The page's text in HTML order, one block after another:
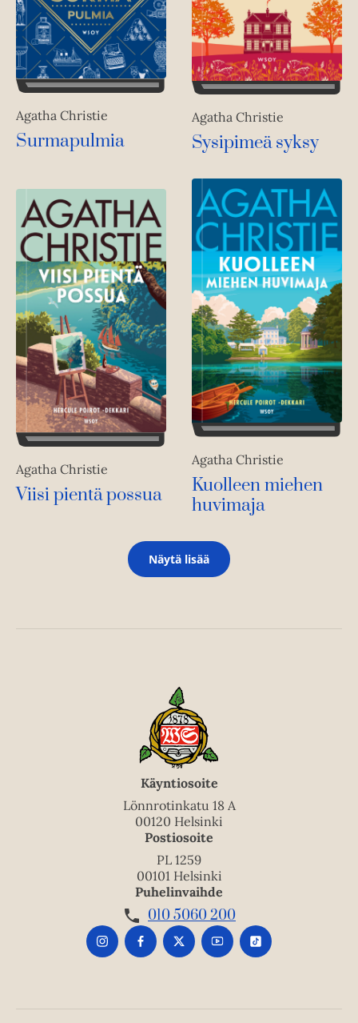
Agatha Christie
Surmapulmia
Agatha Christie
Sysipimeä syksy
Agatha Christie
Viisi pientä possua
Agatha Christie
Kuolleen miehen
huvimaja
Näytä lisää
Käyntiosoite
Lönnrotinkatu 18 A
00120 Helsinki
Postiosoite
PL 1259
00101 Helsinki
Puhelinvaihde
010 5060 200